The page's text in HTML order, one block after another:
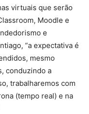
virtuais que serão
Moodle e
e
“a expectativa é
mesmo
conduzindo a
trabalharemos com
(tempo real) e na